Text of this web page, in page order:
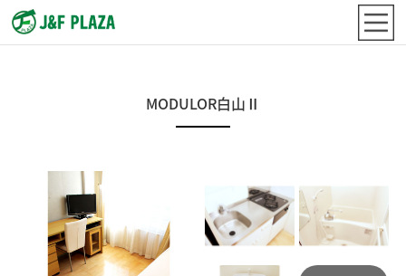
MODULOR白山Ⅱ